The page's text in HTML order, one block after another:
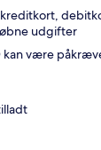
udgifter
kan være